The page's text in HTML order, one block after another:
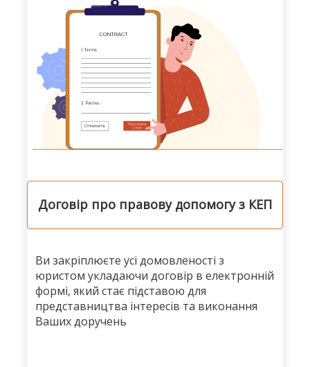
Договір про правову допомогу з КЕП
Ви закріплюєте усі домовленості з
юристом укладаючи договір в електронній
формі, який стає підставою для
представництва інтересів та виконання
Ваших доручень